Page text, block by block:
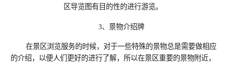
区导览图有目的性的进行游览。
3、景物介绍牌
在景区浏览服务的时候，对于一些特殊的景物总是需要做相应
的介绍，以便人们更好的进行了解，所以在景区重要的景物附近，